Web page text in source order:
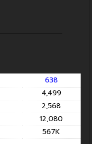
638
4,499
2,568
12,080
567K